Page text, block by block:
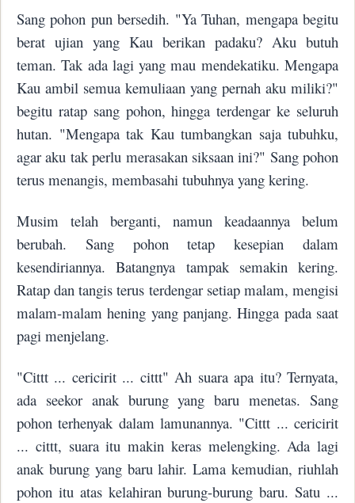
Sang pohon pun bersedih. "Ya Tuhan, mengapa begitu
berat ujian yang Kau berikan padaku? Aku butuh
teman. Tak ada lagi yang mau mendekatiku. Mengapa
Kau ambil semua kemuliaan yang pernah aku miliki?"
begitu ratap sang pohon, hingga terdengar ke seluruh
hutan. "Mengapa tak Kau tumbangkan saja tubuhku,
agar aku tak perlu merasakan siksaan ini?" Sang pohon
terus menangis, membasahi tubuhnya yang kering.
Musim telah berganti, namun keadaannya belum
berubah. Sang pohon tetap kesepian dalam
kesendiriannya. Batangnya tampak semakin kering.
Ratap dan tangis terus terdengar setiap malam, mengisi
malam-malam hening yang panjang. Hingga pada saat
pagi menjelang.
"Cittt ... cericirit ... cittt" Ah suara apa itu? Ternyata,
ada seekor anak burung yang baru menetas. Sang
pohon terhenyak dalam lamunannya. "Cittt ... cericirit
... cittt, suara itu makin keras melengking. Ada lagi
anak burung yang baru lahir. Lama kemudian, riuhlah
pohon itu atas kelahiran burung-burung baru. Satu ...